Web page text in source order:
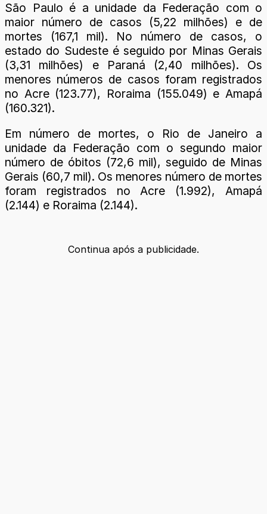
São Paulo é a unidade da Federação com o
maior número de casos (5,22 milhões) e de
mortes (167,1 mil). No número de casos, o
estado do Sudeste é seguido por Minas Gerais
(3,31 milhões) e Paraná (2,40 milhões). Os
menores números de casos foram registrados
no Acre (123.77), Roraima (155.049) e Amapá
(160.321).
Em número de mortes, o Rio de Janeiro a
unidade da Federação com o segundo maior
número de óbitos (72,6 mil), seguido de Minas
Gerais (60,7 mil). Os menores número de mortes
foram registrados no Acre (1.992), Amapá
(2.144) e Roraima (2.144).
Continua após a publicidade.